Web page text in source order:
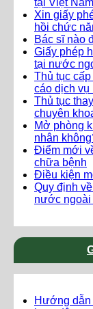
Xin giấy
hồi chức
Bác sĩ nào
Giấy phép
tại nước
Thủ tục
cáo dịch vụ
Thủ tục
chuyên
Mở phòng
nhân
Điểm mới
chữa bệnh
Điều kiện
Quy định
nước ngoài
Hướng dẫn